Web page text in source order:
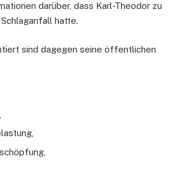
darüber, dass Karl-Theodor zu
hatte.
sind dagegen seine öffentlichen